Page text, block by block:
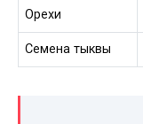
Орехи
Семена тыквы